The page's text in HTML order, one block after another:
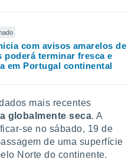
com avisos amarelos de
poderá terminar fresca e
em Portugal continental
mais recentes
globalmente seca. A
se no sábado, 19 de
de uma superfície
Norte do continente.